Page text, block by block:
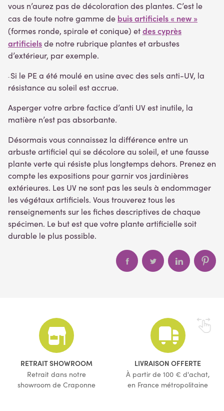
vous n’aurez pas de décoloration des plantes. C’est le
cas de toute notre gamme de buis artificiels « new »
(formes ronde, spirale et conique) etdes cyprès
artificielsde notre rubrique plantes et arbustes
d’extérieur, par exemple.
- Si le PE a été moulé en usine avec des sels anti-UV, la
résistance au soleil est accrue.
Asperger votre arbre factice d’anti UV est inutile, la
matière n’est pas absorbante.
Désormais vous connaissez la différence entre un
arbuste artificiel qui se décolore au soleil, et une fausse
plante verte qui résiste plus longtemps dehors. Prenez en
compte les expositions pour garnir vos jardinières
extérieures. Les UV ne sont pas les seuls à endommager
les végétaux artificiels. Vous trouverez tous les
renseignements sur les fiches descriptives de chaque
spécimen. Le but est que votre plante artificielle soit
durable le plus possible.
RETRAIT SHOWROOM
Retrait dans notre
showroom de Craponne
LIVRAISON OFFERTE
À partir de 100 € d'achat,
en France métropolitaine